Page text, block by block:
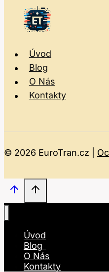
Úvod
Blog
O Nás
Kontakty
© 2026 EuroTran.cz |
Úvod
Blog
O Nás
Kontakty